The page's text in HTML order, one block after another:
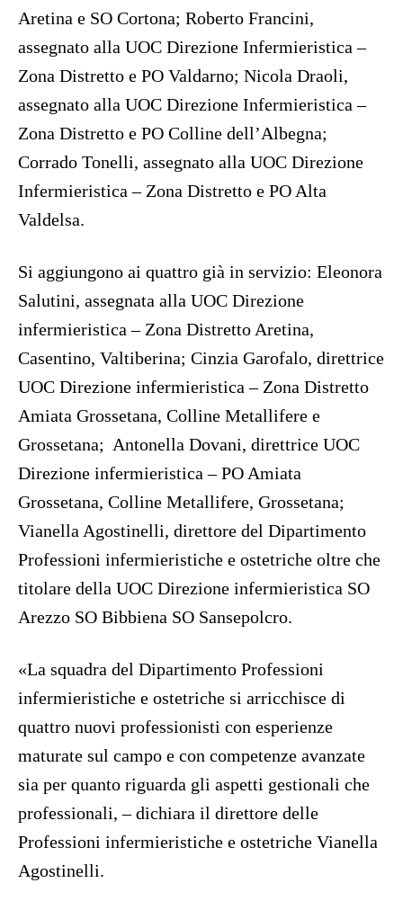
Aretina e SO Cortona; Roberto Francini,
assegnato alla UOC Direzione Infermieristica –
Zona Distretto e PO Valdarno; Nicola Draoli,
assegnato alla UOC Direzione Infermieristica –
Zona Distretto e PO Colline dell’Albegna;
Corrado Tonelli, assegnato alla UOC Direzione
Infermieristica – Zona Distretto e PO Alta
Valdelsa.
Si aggiungono ai quattro già in servizio: Eleonora
Salutini, assegnata alla UOC Direzione
infermieristica – Zona Distretto Aretina,
Casentino, Valtiberina; Cinzia Garofalo, direttrice
UOC Direzione infermieristica – Zona Distretto
Amiata Grossetana, Colline Metallifere e
Grossetana; Antonella Dovani, direttrice UOC
Direzione infermieristica – PO Amiata
Grossetana, Colline Metallifere, Grossetana;
Vianella Agostinelli, direttore del Dipartimento
Professioni infermieristiche e ostetriche oltre che
titolare della UOC Direzione infermieristica SO
Arezzo SO Bibbiena SO Sansepolcro.
«La squadra del Dipartimento Professioni
infermieristiche e ostetriche si arricchisce di
quattro nuovi professionisti con esperienze
maturate sul campo e con competenze avanzate
sia per quanto riguarda gli aspetti gestionali che
professionali, – dichiara il direttore delle
Professioni infermieristiche e ostetriche Vianella
Agostinelli.